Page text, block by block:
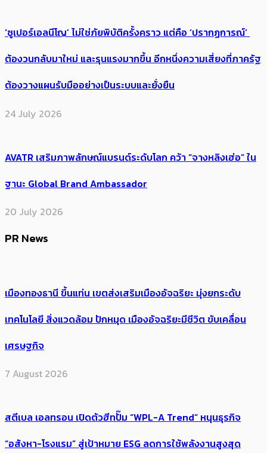
‘ซูเปอร์เอลนีโญ’ ไม่ใช่ภัยพิบัติครั้งคราว แต่คือ ‘ปรากฏการณ์’ ​
ต้อง​วนกลับมาใหม่ และรุนแรงมากขึ้น อีกหนึ่งความเสี่ยงที่ภาครัฐ
ต้องวางแผนรับมืออย่างเป็นระบบและยั่งยืน
24 July 2026
AVATR เสริมภาพลักษณ์แบรนด์ระดับโลก คว้า “จางหลิงเฮ่อ” ใน
ฐานะ Global Brand Ambassador
20 July 2026
PR News
เมืองทองธานี ขึ้นแท่น เขตส่งเสริมเมืองอัจฉริยะ มุ่งยกระดับ
เทคโนโลยี สิ่งแวดล้อม ปักหมุด เมืองอัจฉริยะมีชีวิต ขับเคลื่อน
เศรษฐกิจ
7 August 2026
สตีเบล เอลทรอน เปิดตัวฮีทปั๊ม “WPL-A Trend” หนุนธุรกิจ
“อสังหา-โรงแรม” สู่เป้าหมาย ESG ลดการใช้พลังงานสูงสุด